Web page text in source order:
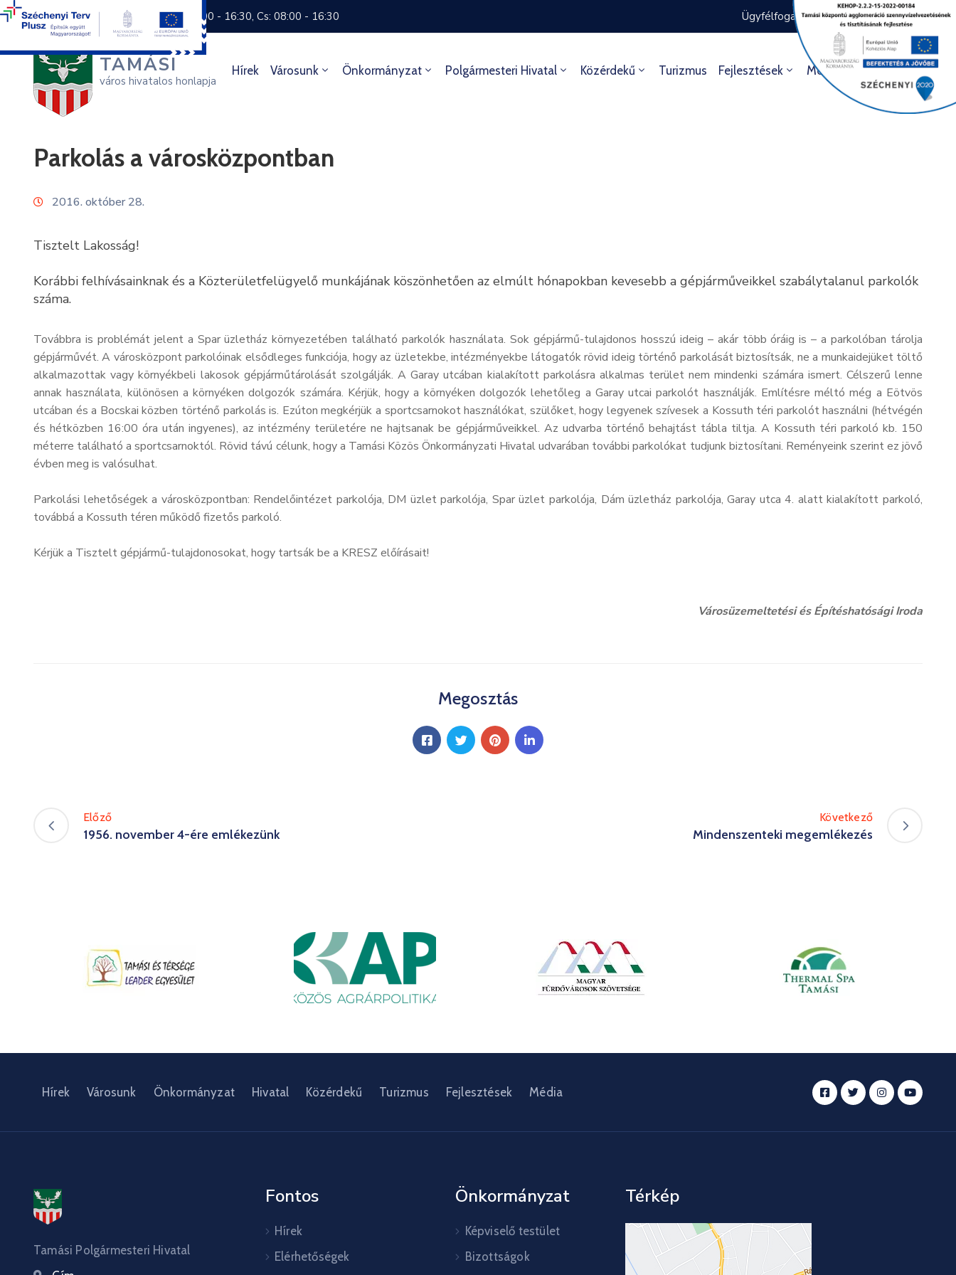
+36 74 570 800 H: 8:00 - 16:30, Cs: 08:00 - 16:30 Ügyfélfogadás rendje Ügyintézés
TAMÁSI
város hivatalos honlapja
Hírek Városunk Önkormányzat Polgármesteri Hivatal Közérdekű Turizmus Fejlesztések Média Kultúra
Parkolás a városközpontban
2016. október 28.
Tisztelt Lakosság!
Korábbi felhívásainknak és a Közterületfelügyelő munkájának köszönhetően az elmúlt hónapokban kevesebb a gépjárműveikkel szabálytalanul parkolók
száma.
Továbbra is problémát jelent a Spar üzletház környezetében található parkolók használata. Sok gépjármű-tulajdonos hosszú ideig – akár több óráig is – a parkolóban tárolja
gépjárművét. A városközpont parkolóinak elsődleges funkciója, hogy az üzletekbe, intézményekbe látogatók rövid ideig történő parkolását biztosítsák, ne a munkaidejüket töltő
alkalmazottak vagy környékbeli lakosok gépjárműtárolását szolgálják. A Garay utcában kialakított parkolásra alkalmas terület nem mindenki számára ismert. Célszerű lenne
annak használata, különösen a környéken dolgozók számára. Kérjük, hogy a környéken dolgozók lehetőleg a Garay utcai parkolót használják. Említésre méltó még a Eötvös
utcában és a Bocskai közben történő parkolás is. Ezúton megkérjük a sportcsarnokot használókat, szülőket, hogy legyenek szívesek a Kossuth téri parkolót használni (hétvégén
és hétközben 16:00 óra után ingyenes), az intézmény területére ne hajtsanak be gépjárműveikkel. Az udvarba történő behajtást tábla tiltja. A Kossuth téri parkoló kb. 150
méterre található a sportcsarnoktól. Rövid távú célunk, hogy a Tamási Közös Önkormányzati Hivatal udvarában további parkolókat tudjunk biztosítani. Reményeink szerint ez jövő
évben meg is valósulhat.
Parkolási lehetőségek a városközpontban: Rendelőintézet parkolója, DM üzlet parkolója, Spar üzlet parkolója, Dám üzletház parkolója, Garay utca 4. alatt kialakított parkoló,
továbbá a Kossuth téren működő fizetős parkoló.
Kérjük a Tisztelt gépjármű-tulajdonosokat, hogy tartsák be a KRESZ előírásait!
Városüzemeltetési és Építéshatósági Iroda
Megosztás
Előző
1956. november 4-ére emlékezünk
Következő
Mindenszenteki megemlékezés
Hírek Városunk Önkormányzat Hivatal Közérdekű Turizmus Fejlesztések Média
Tamási Polgármesteri Hivatal
Fontos
Hírek
Elérhetőségek
Önkormányzat
Képviselő testület
Bizottságok
Térkép